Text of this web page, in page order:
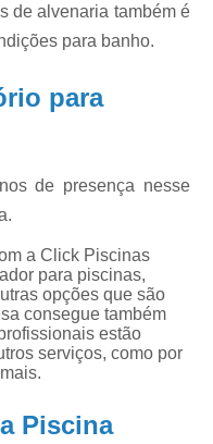
Piscina
Cloro para
Cloro
água
Conserto
Conserto
de água
Bombas
para Aquecer Piscina
para Aspirar Piscina
para Piscina
para Piscinas
de alvenaria também é
para banho.
para
de presença nesse
a Click Piscinas
para piscinas,
opções que são
consegue também
estão
serviços, como por
Piscina